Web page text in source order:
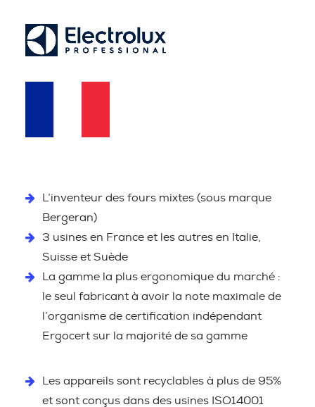
L’inventeur des fours mixtes (sous marque
Bergeran)
3 usines en France et les autres en Italie,
Suisse et Suède
La gamme la plus ergonomique du marché :
le seul fabricant à avoir la note maximale de
l’organisme de certification indépendant
Ergocert sur la majorité de sa gamme
Les appareils sont recyclables à plus de 95%
et sont conçus dans des usines ISO14001